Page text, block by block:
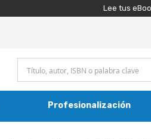
Lee tus
Profesionalización